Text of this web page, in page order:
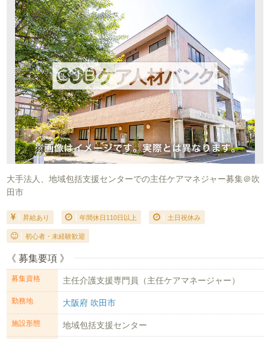
大手法人、地域包括支援センターでの主任ケアマネジャー募集＠吹
田市
昇給あり 年間休日110日以上 土日祝休み
初心者・未経験歓迎
《 募集要項 》
募集資格 主任介護支援専門員（主任ケアマネージャー）
勤務地 大阪府 吹田市
施設形態 地域包括支援センター